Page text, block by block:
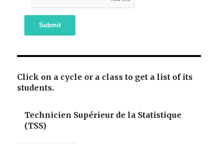
Submit
Click on a cycle or a class to get a list of its
students.
Technicien Supérieur de la Statistique
(TSS)